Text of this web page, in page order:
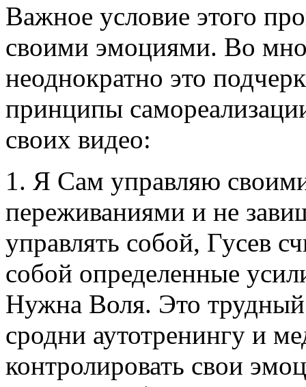
Важное условие этого
своими эмоциями. Во
неоднократно это
принципы
своих видео:
1. Я Сам управляю
переживаниями и не
управлять собой, Гусев
собой определенные
Нужна Воля. Это
сродни аутотренингу и
контролировать свои